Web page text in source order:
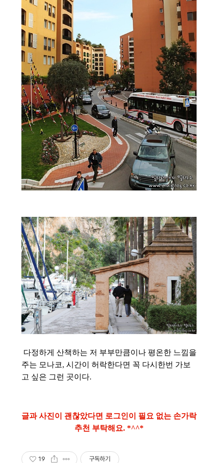
다정하게 산책하는 저 부부만큼이나 평온한 느낌을
주는 모나코, 시간이 허락한다면 꼭 다시한번 가보
고 싶은 그런 곳이다.
글과 사진이 괜찮았다면 로그인이 필요 없는 손가락
추천 부탁해요. *^^*
19 구독하기